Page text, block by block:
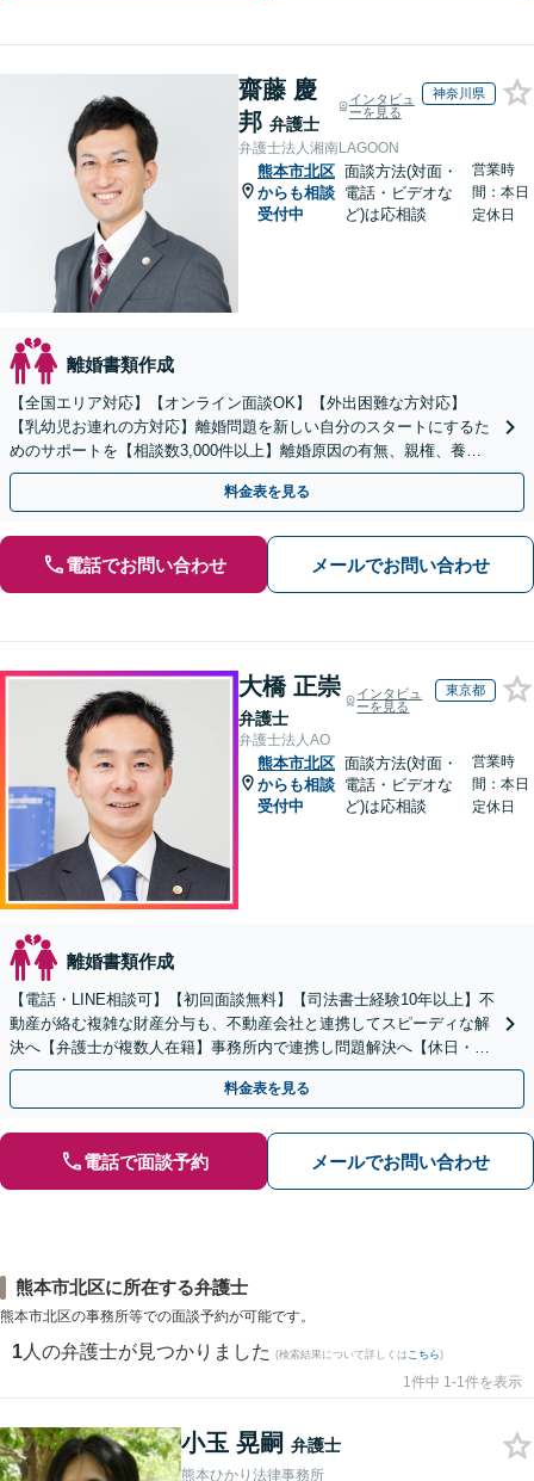
齋藤 慶
邦 弁護士
インタビュ
ーを見る
神奈川県
弁護士法人湘南LAGOON
熊本市北区
からも相談
受付中
面談方法(対面・
電話・ビデオな
ど)は応相談
営業時
間：本日
定休日
離婚書類作成
【全国エリア対応】【オンライン面談OK】【外出困難な方対応】
【乳幼児お連れの方対応】離婚問題を新しい自分のスタートにするた
めのサポートを【相談数3,000件以上】離婚原因の有無、親権、養育
費、財産分与、慰謝料請求【夜間・休日相談可】
料金表を見る
電話でお問い合わせ メールでお問い合わせ
大橋 正崇
弁護士
インタビュ
ーを見る
東京都
弁護士法人AO
熊本市北区
からも相談
受付中
面談方法(対面・
電話・ビデオな
ど)は応相談
営業時
間：本日
定休日
離婚書類作成
【電話・LINE相談可】【初回面談無料】【司法書士経験10年以上】不
動産が絡む複雑な財産分与も、不動産会社と連携してスピーディな解
決へ【弁護士が複数人在籍】事務所内で連携し問題解決へ【休日・夜
間面談可】【子連れ相談可】【虎ノ門駅1分】
料金表を見る
電話で面談予約 メールでお問い合わせ
熊本市北区に所在する弁護士
熊本市北区の事務所等での面談予約が可能です。
1 人の弁護士が見つかりました (検索結果について詳しくは こちら)
1件中 1-1件を表示
小玉 晃嗣 弁護士
熊本ひかり法律事務所